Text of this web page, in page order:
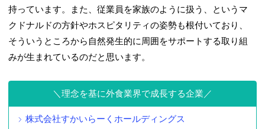
持っています。また、従業員を家族のように扱う、というマ
クドナルドの方針やホスピタリティの姿勢も根付いており、
そういうところから自然発生的に周囲をサポートする取り組
みが生まれているのだと思います。
理念を基に外食業界で成長する企業
株式会社すかいらーくホールディングス